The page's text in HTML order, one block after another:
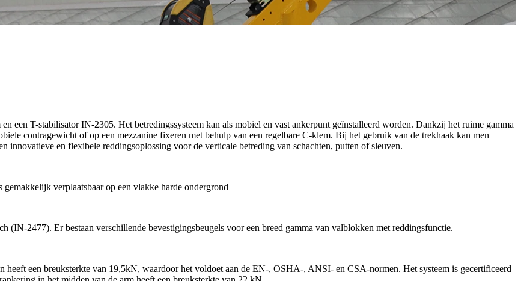
een T-stabilisator IN-2305. Het betredingssysteem kan als mobiel en vast ankerpunt geïnstalleerd worden. Dankzij het ruime gamma
contragewicht of op een mezzanine fixeren met behulp van een regelbare C-klem. Bij het gebruik van de trekhaak kan men
innovatieve en flexibele reddingsoplossing voor de verticale betreding van schachten, putten of sleuven.
verplaatsbaar op een vlakke harde ondergrond
2477). Er bestaan verschillende bevestigingsbeugels voor een breed gamma van valblokken met reddingsfunctie.
een breuksterkte van 19,5kN, waardoor het voldoet aan de EN-, OSHA-, ANSI- en CSA-normen. Het systeem is gecertificeerd